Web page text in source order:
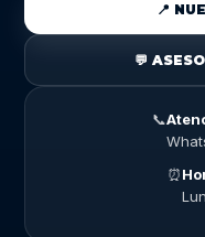
📍
💬
📞
⏰